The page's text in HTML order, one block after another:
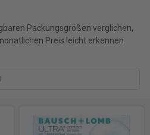
Packungsgrößen verglichen,
Preis leicht erkennen